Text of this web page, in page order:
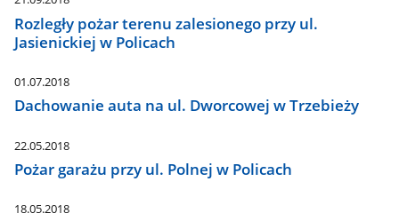
Rozległy pożar terenu zalesionego przy ul.
Jasienickiej w Policach
01.07.2018
Dachowanie auta na ul. Dworcowej w Trzebieży
22.05.2018
Pożar garażu przy ul. Polnej w Policach
18.05.2018